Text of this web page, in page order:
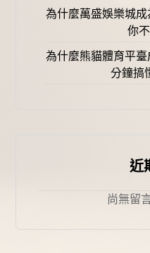
為什麼萬盛娛樂城
你
為什麼熊貓體育平
分鐘搞
近
尚無留